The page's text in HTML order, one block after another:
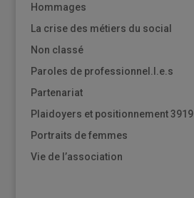
Hommages
La crise des métiers du social
Non classé
Paroles de professionnel.l.e.s
Partenariat
Plaidoyers et positionnement 3919
Portraits de femmes
Vie de l’association